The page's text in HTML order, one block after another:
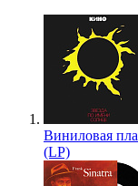
Виниловая
(LP)